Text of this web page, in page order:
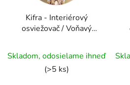
Kifra - Interiérový
osviežovač / Voňavý
Skladom, odosielame ihneď
(>5 ks)